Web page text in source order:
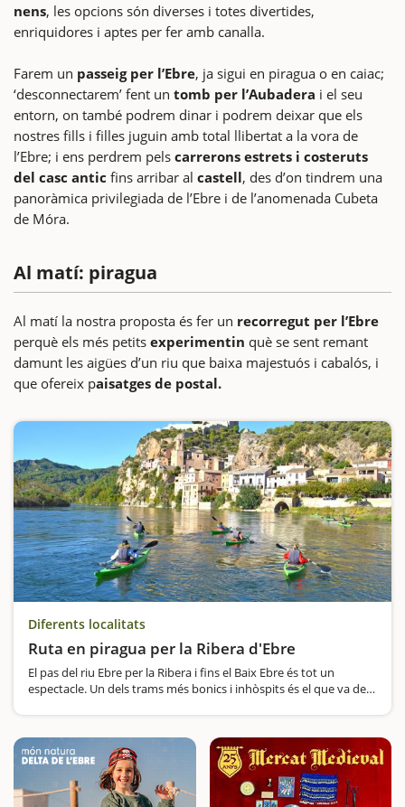
nens, les opcions són diverses i totes divertides,
enriquidores i aptes per fer amb canalla.
Farem un passeig per l’Ebre, ja sigui en piragua o en caiac;
‘desconnectarem’ fent un tomb per l’Aubadera i el seu
entorn, on també podrem dinar i podrem deixar que els
nostres fills i filles juguin amb total llibertat a la vora de
l’Ebre; i ens perdrem pels carrerons estrets i costeruts
del casc antic fins arribar al castell, des d’on tindrem una
panoràmica privilegiada de l’Ebre i de l’anomenada Cubeta
de Móra.
Al matí: piragua
Al matí la nostra proposta és fer un recorregut per l’Ebre
perquè els més petits experimentin què se sent remant
damunt les aigües d’un riu que baixa majestuós i cabalós, i
que ofereix paisatges de postal.
Diferents localitats
Ruta en piragua per la Ribera d'Ebre
El pas del riu Ebre per la Ribera i fins el Baix Ebre és tot un
espectacle. Un dels trams més bonics i inhòspits és el que va de